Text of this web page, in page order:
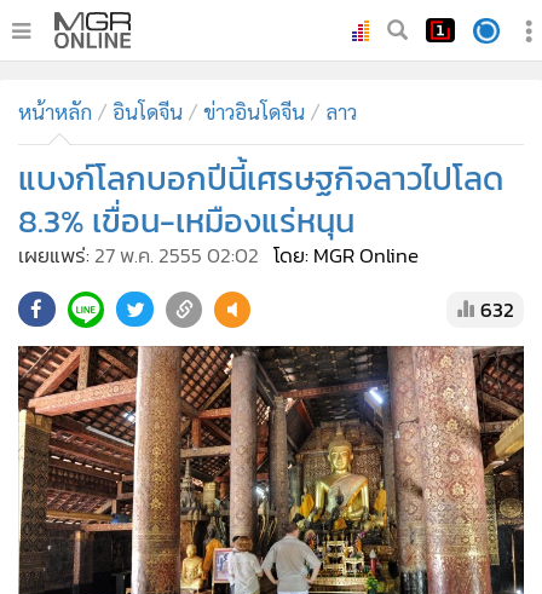
ทันเหตุการณ์
• ภาคใต้
Online Section
• ผู้จัดการรายวัน
• คอลัมนิสต์
• ละคร
• CbizReview
• Cyber BIZ
• ผู้จัดกวน
• Good health & Well-being
• Green Innovation & SD
หน้าหลัก อินโดจีน ข่าวอินโดจีน ลาว
แบงก์โลกบอกปีนี้เศรษฐกิจลาวไปโลด
8.3% เขื่อน-เหมืองแร่หนุน
เผยแพร่: 27 พ.ค. 2555 02:02 โดย: MGR Online
632